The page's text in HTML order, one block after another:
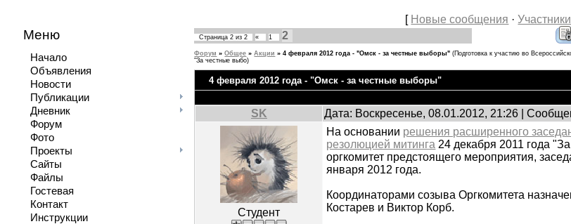
Меню
Начало
Объявления
Новости
Публикации
Дневник
Форум
Фото
Проекты
Сайты
Файлы
Гостевая
Контакт
Инструкции
[ Новые сообщения ·Участники
Страница2 из2 « 1 2
Форум » Общее » Акции » 4 февраля 2012 года - "Омск - за честные выборы" (Подготовка к участию во
"За честные выбо)
4 февраля 2012 года - "Омск - за честные выборы"
SK Дата: Воскресенье, 08.01.2012, 21:26 |
Студент
На основании решения расширенного
резолюцией митинга 24 декабря 2011 года
оргкомитет предстоящего мероприятия,
января 2012 года.
Координаторами созыва Оргкомитета
Костарев и Виктор Корб.